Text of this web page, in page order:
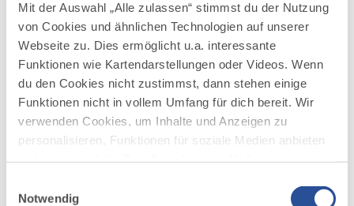
Mit der Auswahl „Alle zulassen“ stimmst du der Nutzung
von Cookies und ähnlichen Technologien auf unserer
Webseite zu. Dies ermöglicht u.a. interessante
Funktionen wie Kartendarstellungen oder Videos. Wenn
du den Cookies nicht zustimmst, dann stehen einige
Funktionen nicht in vollem Umfang für dich bereit. Wir
verwenden Cookies, um Inhalte und Anzeigen zu
personalisieren, Funktionen für soziale Medien anbieten
deiner Verwendung unserer Website an unsere Partner
Notwendig
DAZU PASSEND
Ähnliche
Veranstaltungen